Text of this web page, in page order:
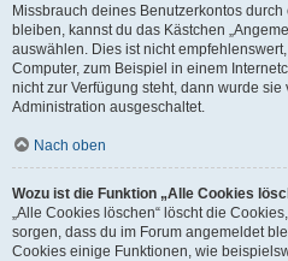
Missbrauch deines Benutzerkontos
bleiben, kannst du das Kästchen
auswählen. Dies ist nicht
Computer, zum Beispiel in einem
nicht zur Verfügung steht, dann wurde
Administration ausgeschaltet.
Nach oben
Wozu ist die Funktion „Alle Cookies
„Alle Cookies löschen“ löscht die
sorgen, dass du im Forum angemeldet
Cookies einige Funktionen, wie